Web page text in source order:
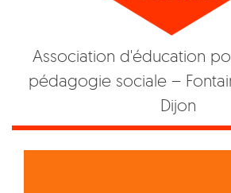
Association d'éducation
pédagogie sociale –
Dijon